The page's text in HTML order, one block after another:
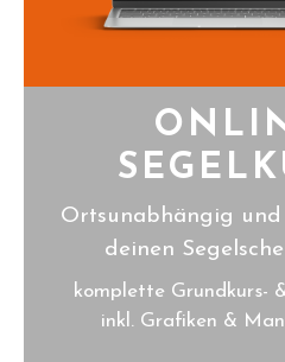
Ortsunabhängig
deinen
komplette Grundkurs-
inkl. Grafiken &